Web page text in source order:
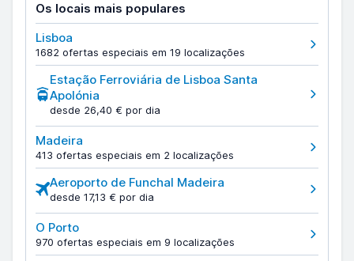
Os locais mais populares
Lisboa
1682 ofertas especiais em 19 localizações
Estação Ferroviária de Lisboa Santa
Apolónia
desde 26,40 € por dia
Madeira
413 ofertas especiais em 2 localizações
Aeroporto de Funchal Madeira
desde 17,13 € por dia
O Porto
970 ofertas especiais em 9 localizações